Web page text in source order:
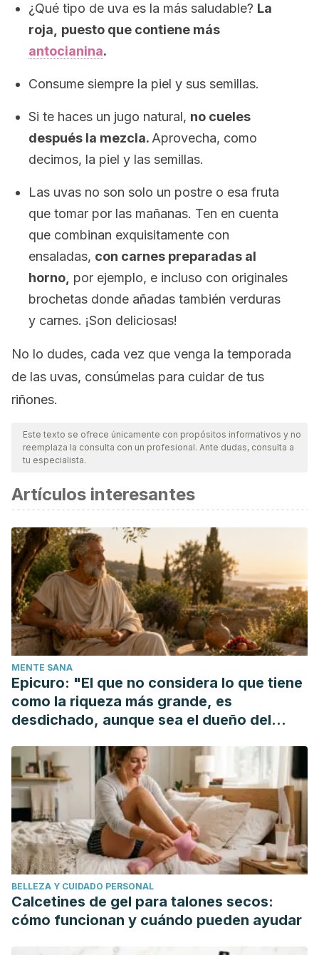
¿Qué tipo de uva es la más saludable? La
roja,
puesto que contiene más
antocianina.
Consume siempre la piel y sus semillas.
Si te haces un jugo natural, no cueles
después la mezcla. Aprovecha, como
decimos, la piel y las semillas.
Las uvas no son solo un postre o esa fruta
que tomar por las mañanas. Ten en cuenta
que combinan exquisitamente con
ensaladas, con carnes preparadas al
horno, por ejemplo, e incluso con originales
brochetas donde añadas también verduras
y carnes. ¡Son deliciosas!
No lo dudes, cada vez que venga la temporada
de las uvas, consúmelas para cuidar de tus
riñones.
Este texto se ofrece únicamente con propósitos informativos y no
reemplaza la consulta con un profesional. Ante dudas, consulta a
tu especialista.
Artículos interesantes
MENTE SANA
Epicuro: "El que no considera lo que tiene
como la riqueza más grande, es
desdichado, aunque sea el dueño del
BELLEZA Y CUIDADO PERSONAL
Calcetines de gel para talones secos:
cómo funcionan y cuándo pueden ayudar